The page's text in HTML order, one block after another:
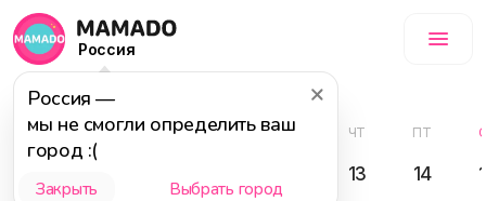
Россия
Россия —
мы не смогли определить ваш
город :(
Закрыть Выбрать город
Август
СБ ВС ПН ВТ СР ЧТ
13
ПТ
14